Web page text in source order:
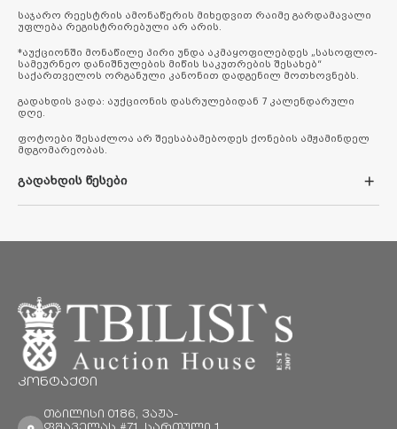
საჯარო რეესტრის ამონაწერის მიხედვით რაიმე გარდამავალი
უფლება რეგისტრირებული არ არის.
*აუქციონში მონაწილე პირი უნდა აკმაყოფილებდეს „სასოფლო-
სამეურნეო დანიშნულების მიწის საკუთრების შესახებ“
საქართველოს ორგანული კანონით დადგენილ მოთხოვნებს.
გადახდის ვადა: აუქციონის დასრულებიდან 7 კალენდარული
დღე.
ფოტოები შესაძლოა არ შეესაბამებოდეს ქონების ამჟამინდელ
მდგომარეობას.
გადახდის წესები
ნაღდი ანგარიშსწორების სისტემით გადახდა
სრული და საგარანტიო თანხის გადახდა მომხმარებლისათვის
შესაძლებელია ბანკში ნაღდი ფულით, შპს „თბილისის
სააუქციონო სახლის“ (ს.კ 204545974) შემდეგ საბანკო ანგარიშებზე:
1. სს „საქართველოს ბანკის“ ანგარიშის ნომერზე -
GE36BG0000000305665301
2. სს „თიბისი ბანკის“ ანგარიშის ნომერზე - GE62TB7538936050100003
ამასთან, მომხმარებელმა საბანკო გადარიცხვისას
მითითებული ინფორმაცია (სახელი, გვარი, პირადი ნომერი) და
ლოტის ნომერი, რომელზეც სურს ვაჭრობა.
კონტაქტი
თბილისი 0186, ვაჟა-